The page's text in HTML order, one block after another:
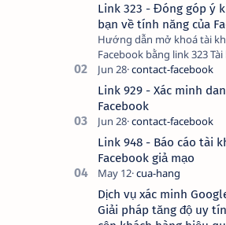
Link 323 - Đóng góp ý
bạn về tính năng của
Hướng dẫn mở khoá tài
Facebook bằng link 323 Tài khoản
Facebook bị vô hiệu hóa có
nhiều nguyên nhân, do bạn
hay thực hiện…
Link 929 - Xác minh
Facebook
Link 948 - Báo cáo tài
Facebook giả mạo
Dịch vụ xác minh
Giải pháp tăng độ uy